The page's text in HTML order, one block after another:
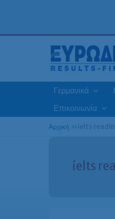
Γερμανικά
Επικοινωνία
Αρχική » ielts
ielts